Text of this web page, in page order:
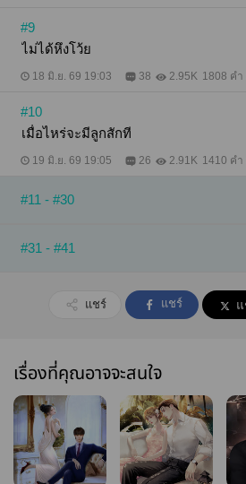
#9
ไม่ได้หึงโว้ย
18 มิ.ย. 69 19:03 38 2.95K 1808 คำ
#10
เมื่อไหร่จะมีลูกสักที
19 มิ.ย. 69 19:05 26 2.91K 1410 คำ
#11 - #30
#31 - #41
แชร์ แชร์
เรื่องที่คุณอาจจะสนใจ